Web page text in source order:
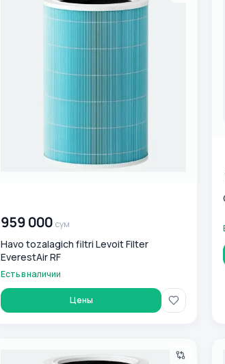
959 000 сум
Havo tozalagich filtri Levoit Filter
EverestAir RF
Есть в наличии
Цены